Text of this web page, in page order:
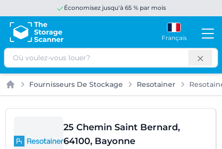
Économisez jusqu'à 65 % par mois
Français
Rechercher
Accueil
Fournisseurs De Stockage Resotainer
25 Chemin Saint Bernard,
64100, Bayonne